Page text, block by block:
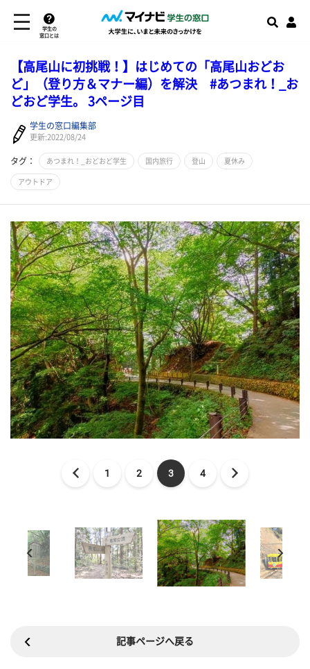
学生の
窓口とは
【高尾山に初挑戦！】はじめての「高尾山おどお
ど」（登り方＆マナー編）を解決 #あつまれ！_お
どおど学生。 3ページ目
学生の窓口編集部
更新:2022/08/24
タグ： あつまれ！_おどおど学生 国内旅行 登山 夏休み
アウトドア
1 2 3 4
記事ページへ戻る